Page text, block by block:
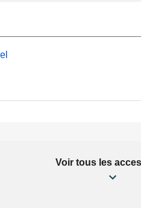
. Positionnée sur
de la
de notre
Voir tous les